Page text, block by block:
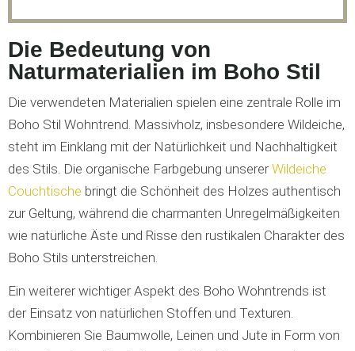
Die Bedeutung von
Naturmaterialien im Boho Stil
Die verwendeten Materialien spielen eine zentrale Rolle im
Boho Stil Wohntrend. Massivholz, insbesondere Wildeiche,
steht im Einklang mit der Natürlichkeit und Nachhaltigkeit
des Stils. Die organische Farbgebung unsererWildeiche
Couchtische bringt die Schönheit des Holzes authentisch
zur Geltung, während die charmanten Unregelmäßigkeiten
wie natürliche Äste und Risse den rustikalen Charakter des
Boho Stils unterstreichen.
Ein weiterer wichtiger Aspekt des Boho Wohntrends ist
der Einsatz von natürlichen Stoffen und Texturen.
Kombinieren Sie Baumwolle, Leinen und Jute in Form von